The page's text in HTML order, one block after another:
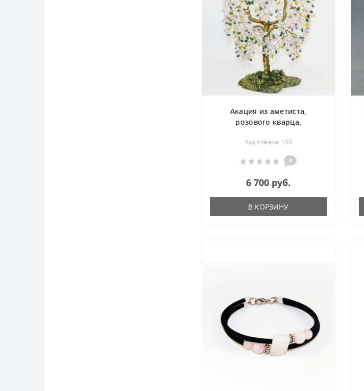
Акация из аметиста,
розового кварца,
символ возрождения -
дерево счастья
Код товара: 150
0
6 700 руб.
В КОРЗИНУ